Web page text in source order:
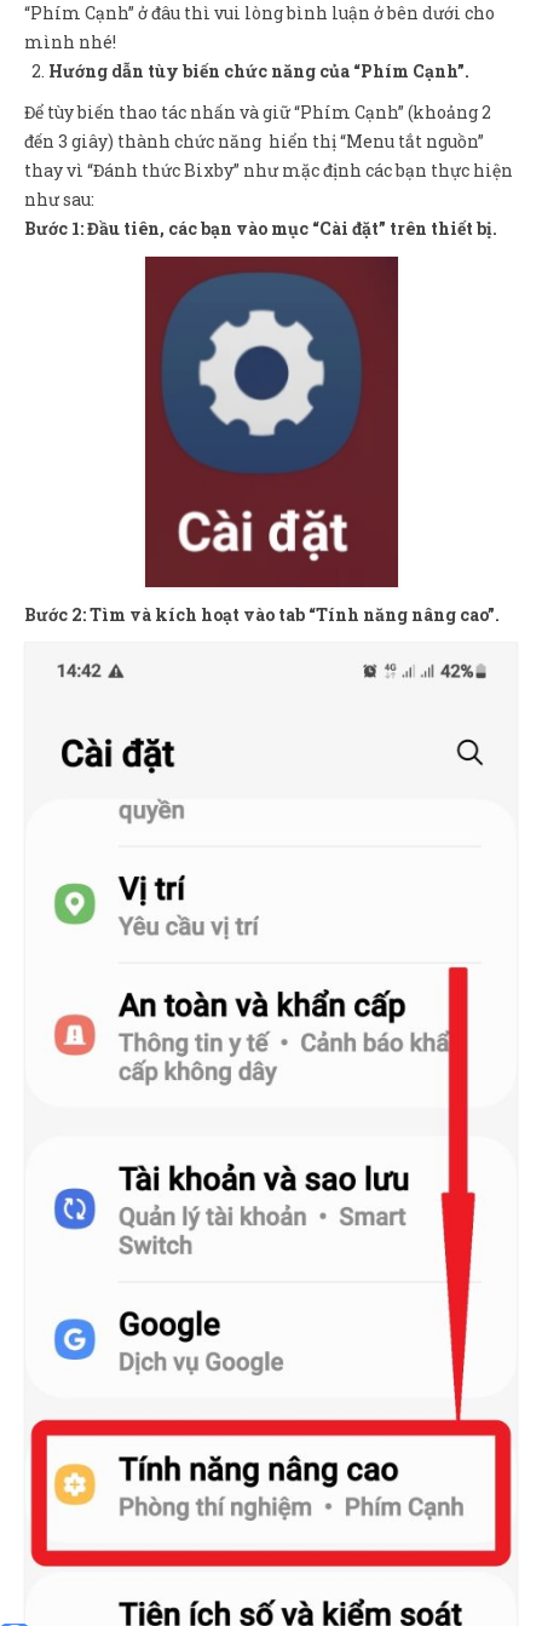
“Phím Cạnh” ở đâu thì vui lòng bình luận ở bên dưới cho
mình nhé!
Hướng dẫn tùy biến chức năng của “Phím Cạnh”.
Để tùy biến thao tác nhấn và giữ “Phím Cạnh” (khoảng 2
đến 3 giây) thành chức năng hiển thị “Menu tắt nguồn”
thay vì “Đánh thức Bixby” như mặc định các bạn thực hiện
như sau:
Bước 1: Đầu tiên, các bạn vào mục “Cài đặt” trên thiết bị.
Bước 2: Tìm và kích hoạt vào tab “Tính năng nâng cao”.